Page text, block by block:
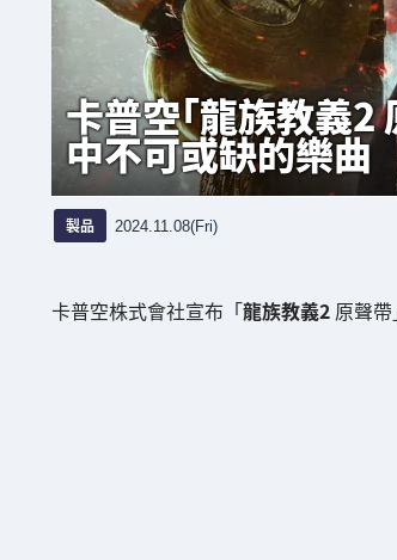
卡普空「龍族教義2
中不可或缺的樂曲
製品 2024.11.08(Fri)
卡普空株式會社宣布「龍族教義2原聲帶